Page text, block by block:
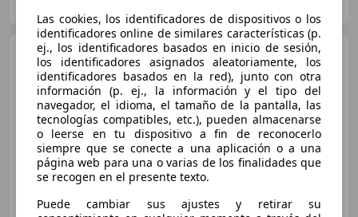
Porsche 911 Carrera S
Coupé PDK
€ 136.500
Sin comparación
12/2021 23.800 km Gasolina 331 kW (450 CV)
Las cookies, los identificadores de dispositivos o los
identificadores online de similares características (p.
ej., los identificadores basados en inicio de sesión,
los identificadores asignados aleatoriamente, los
identificadores basados en la red), junto con otra
información (p. ej., la información y el tipo del
navegador, el idioma, el tamaño de la pantalla, las
tecnologías compatibles, etc.), pueden almacenarse
o leerse en tu dispositivo a fin de reconocerlo
siempre que se conecte a una aplicación o a una
página web para una o varias de los finalidades que
se recogen en el presente texto.
Puede cambiar sus ajustes y retirar su